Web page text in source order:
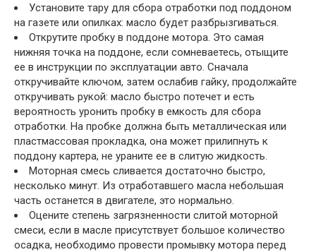
Установите тару для сбора отработки под поддоном
на газете или опилках: масло будет разбрызгиваться.
Открутите пробку в поддоне мотора. Это самая
нижняя точка на поддоне, если сомневаетесь, отыщите
ее в инструкции по эксплуатации авто. Сначала
откручивайте ключом, затем ослабив гайку, продолжайте
откручивать рукой: масло быстро потечет и есть
вероятность уронить пробку в емкость для сбора
отработки. На пробке должна быть металлическая или
пластмассовая прокладка, она может прилипнуть к
поддону картера, не ураните ее в слитую жидкость.
Моторная смесь сливается достаточно быстро,
несколько минут. Из отработавшего масла небольшая
часть останется в двигателе, это нормально.
Оцените степень загрязненности слитой моторной
смеси, если в масле присутствует большое количество
осадка, необходимо провести промывку мотора перед